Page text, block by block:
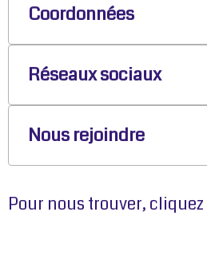
Coordonnées
Réseaux sociaux
Nous rejoindre
Pour nous trouver,